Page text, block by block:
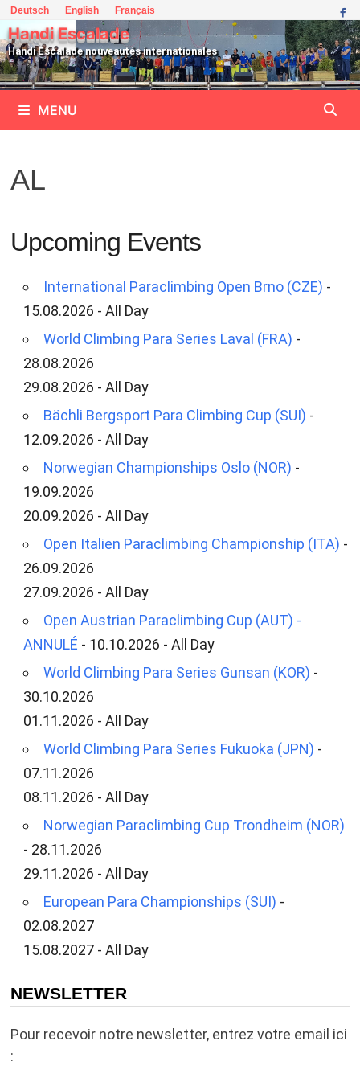
Passer
au
contenu
Deutsch English Français
Handi Escalade
Handi Escalade nouveautés internationales
MENU
AL
Upcoming Events
International Paraclimbing Open Brno (CZE) -
15.08.2026 - All Day
World Climbing Para Series Laval (FRA) -
28.08.2026
29.08.2026 - All Day
Bächli Bergsport Para Climbing Cup (SUI) -
12.09.2026 - All Day
Norwegian Championships Oslo (NOR) -
19.09.2026
20.09.2026 - All Day
Open Italien Paraclimbing Championship (ITA) -
26.09.2026
27.09.2026 - All Day
Open Austrian Paraclimbing Cup (AUT) -
ANNULÉ - 10.10.2026 - All Day
World Climbing Para Series Gunsan (KOR) -
30.10.2026
01.11.2026 - All Day
World Climbing Para Series Fukuoka (JPN) -
07.11.2026
08.11.2026 - All Day
Norwegian Paraclimbing Cup Trondheim (NOR)
- 28.11.2026
29.11.2026 - All Day
European Para Championships (SUI) -
02.08.2027
15.08.2027 - All Day
NEWSLETTER
Pour recevoir notre newsletter, entrez votre email ici
: